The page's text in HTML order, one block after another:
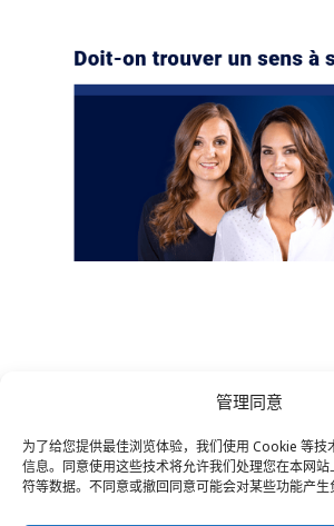
管理同意
为了给您提供最佳浏览体验，我们使用 Cookie 等技
信息。同意使用这些技术将允许我们处理您在本网
符等数据。不同意或撤回同意可能会对某些功能产生